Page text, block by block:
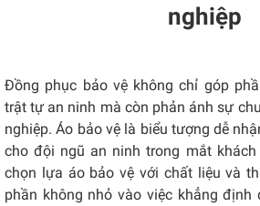
nghiệp
Đồng phục bảo vệ không chỉ góp
trật tự an ninh mà còn phản ánh sự
nghiệp. Áo bảo vệ là biểu tượng dễ
cho đội ngũ an ninh trong mắt
chọn lựa áo bảo vệ với chất liệu và
phần không nhỏ vào việc khẳng định